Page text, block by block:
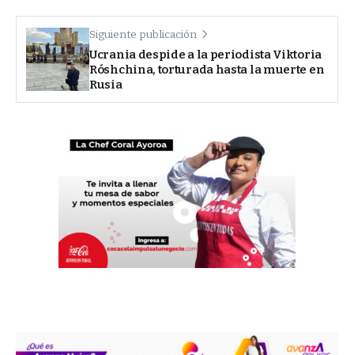
Siguiente publicación
Ucrania despide a la periodista Viktoria
Róshchina, torturada hasta la muerte en
Rusia